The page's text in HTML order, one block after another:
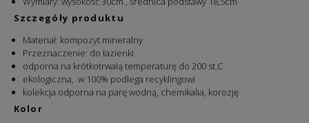
Szczegóły produktu
Materiał: kompozyt mineralny
Przeznaczenie: do łazienki
odporna na krótkotrwałą temperaturę do 200 st.C
ekologiczna, w 100% podlega recyklingowi
kolekcja odporna na parę wodną, chemikalia, korozję
Kolor